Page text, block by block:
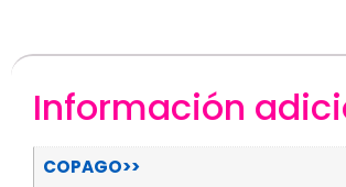
Información
COPAGO>>